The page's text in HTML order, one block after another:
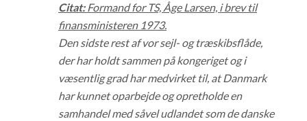
Citat:Formand for TS, Åge Larsen, i brev til
finansministeren 1973.
Den sidste rest af vor sejl- og træskibsflåde,
der har holdt sammen på kongeriget og i
væsentlig grad har medvirket til, at Danmark
har kunnet oparbejde og opretholde en
samhandel med såvel udlandet som de danske